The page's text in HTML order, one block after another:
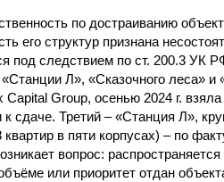
по достраиванию
его структур признана
под следствием по ст. 200.3 УК
Л», «Сказочного леса» и
Group, осенью 2024 г.
сдаче. Третий – «Станция Л»,
в пяти корпусах) – по
вопрос:
или приоритет отдан